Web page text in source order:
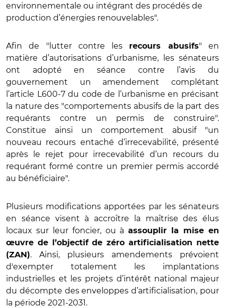
environnementale ou intégrant des procédés de
production d’énergies renouvelables".
Afin de "lutter contre les recours abusifs" en
matière d’autorisations d’urbanisme, les sénateurs
ont adopté en séance contre l’avis du
gouvernement un amendement complétant
l’article L600-7 du code de l’urbanisme en précisant
la nature des "comportements abusifs de la part des
requérants contre un permis de construire".
Constitue ainsi un comportement abusif "un
nouveau recours entaché d’irrecevabilité, présenté
après le rejet pour irrecevabilité d’un recours du
requérant formé contre un premier permis accordé
au bénéficiaire".
Plusieurs modifications apportées par les sénateurs
en séance visent à accroître la maîtrise des élus
locaux sur leur foncier, ou àassouplir la mise en
œuvre de l’objectif de zéro artificialisation nette
(ZAN). Ainsi, plusieurs amendements prévoient
d'exempter totalement les implantations
industrielles et les projets d’intérêt national majeur
du décompte des enveloppes d’artificialisation, pour
la période 2021-2031.